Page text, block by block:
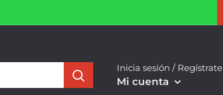
Inicia sesión / Regístrate
Mi cuenta